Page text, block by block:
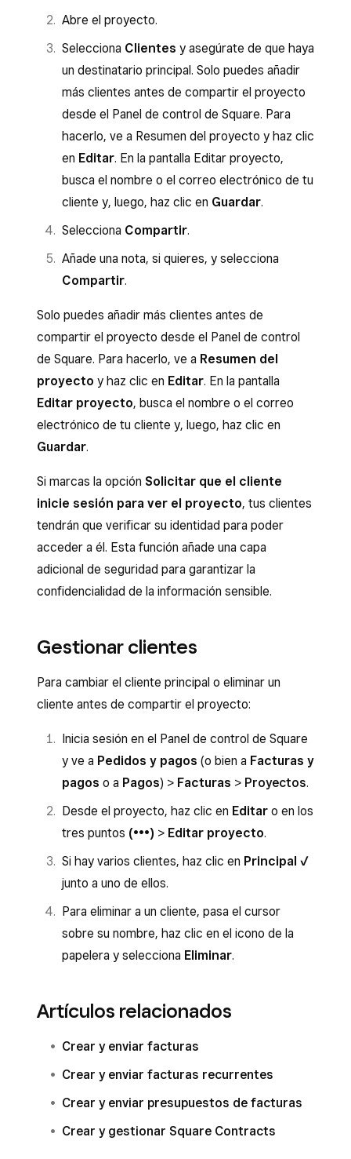
Abre el proyecto.
Selecciona Clientes y asegúrate de que haya
un destinatario principal. Solo puedes añadir
más clientes antes de compartir el proyecto
desde el Panel de control de Square. Para
hacerlo, ve a Resumen del proyecto y haz clic
en Editar. En la pantalla Editar proyecto,
busca el nombre o el correo electrónico de tu
cliente y, luego, haz clic en Guardar.
Selecciona Compartir.
Añade una nota, si quieres, y selecciona
Compartir.
Solo puedes añadir más clientes antes de
compartir el proyecto desde el Panel de control
de Square. Para hacerlo, ve a Resumen del
proyecto y haz clic en Editar. En la pantalla
Editar proyecto, busca el nombre o el correo
electrónico de tu cliente y, luego, haz clic en
Guardar.
Si marcas la opción Solicitar que el cliente
inicie sesión para ver el proyecto, tus clientes
tendrán que verificar su identidad para poder
acceder a él. Esta función añade una capa
adicional de seguridad para garantizar la
confidencialidad de la información sensible.
Gestionar clientes
Para cambiar el cliente principal o eliminar un
cliente antes de compartir el proyecto:
Inicia sesión en el Panel de control de Square
y ve a Pedidos y pagos (o bien a Facturas y
pagos o a Pagos) > Facturas > Proyectos.
Desde el proyecto, haz clic en Editar o en los
tres puntos (•••) > Editar proyecto.
Si hay varios clientes, haz clic en Principal ✓
junto a uno de ellos.
Para eliminar a un cliente, pasa el cursor
sobre su nombre, haz clic en el icono de la
papelera y selecciona Eliminar.
Artículos relacionados
Crear y enviar facturas
Crear y enviar facturas recurrentes
Crear y enviar presupuestos de facturas
Crear y gestionar Square Contracts